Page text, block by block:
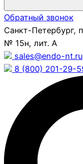
Обратный звонок
Санкт-Петербург,
№ 15н, лит. А
sales@endo-nt.ru
8 (800) 201-29-